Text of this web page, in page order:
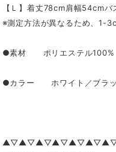
【Ｌ】着丈78cm肩幅54cm
※測定方法が異なるため、1-
●素材 ポリエステル100%
●カラー ホワイト／ブラ